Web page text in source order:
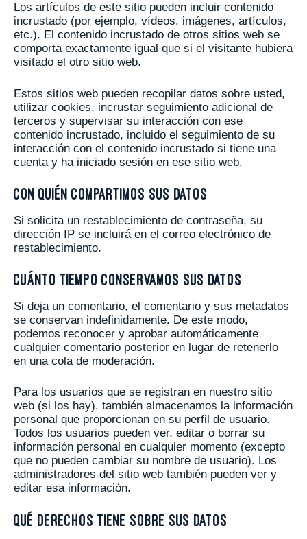
Los artículos de este sitio pueden incluir contenido
incrustado (por ejemplo, vídeos, imágenes, artículos,
etc.). El contenido incrustado de otros sitios web se
comporta exactamente igual que si el visitante hubiera
visitado el otro sitio web.
Estos sitios web pueden recopilar datos sobre usted,
utilizar cookies, incrustar seguimiento adicional de
terceros y supervisar su interacción con ese
contenido incrustado, incluido el seguimiento de su
interacción con el contenido incrustado si tiene una
cuenta y ha iniciado sesión en ese sitio web.
Con quién compartimos sus datos
Si solicita un restablecimiento de contraseña, su
dirección IP se incluirá en el correo electrónico de
restablecimiento.
Cuánto tiempo conservamos sus datos
Si deja un comentario, el comentario y sus metadatos
se conservan indefinidamente. De este modo,
podemos reconocer y aprobar automáticamente
cualquier comentario posterior en lugar de retenerlo
en una cola de moderación.
Para los usuarios que se registran en nuestro sitio
web (si los hay), también almacenamos la información
personal que proporcionan en su perfil de usuario.
Todos los usuarios pueden ver, editar o borrar su
información personal en cualquier momento (excepto
que no pueden cambiar su nombre de usuario). Los
administradores del sitio web también pueden ver y
editar esa información.
Qué derechos tiene sobre sus datos